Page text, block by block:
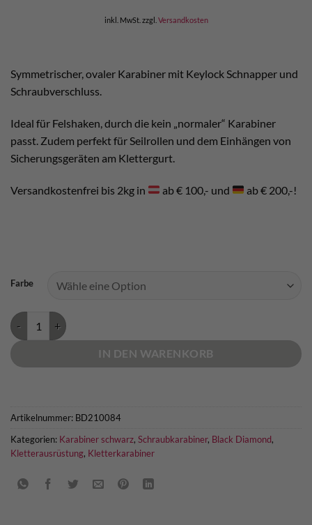
inkl. MwSt. zzgl. Versandkosten
Symmetrischer, ovaler Karabiner mit Keylock Schnapper und
Schraubverschluss.
Ideal für Felshaken, durch die kein „normaler“ Karabiner
passt. Zudem perfekt für Seilrollen und dem Einhängen von
Sicherungsgeräten am Klettergurt.
Versandkostenfrei bis 2kg in ab € 100,- und ab € 200,-!
Farbe
Black Diamond Oval Keylock Screwgate Menge
IN DEN WARENKORB
Artikelnummer: BD210084
Kategorien: Karabiner schwarz, Schraubkarabiner, Black Diamond,
Kletterausrüstung, Kletterkarabiner